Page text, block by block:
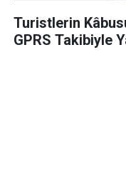
Turistlerin
GPRS Takibiyle